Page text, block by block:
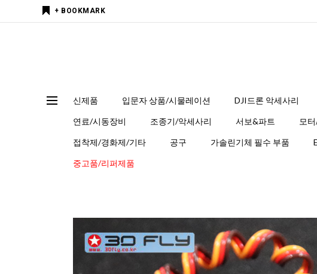
+ BOOKMARK
신제품 입문자 상품/시물레이션 DJI드론 악세사리
연료/시동장비 조종기/악세사리 서보&파트 모
접착제/경화제/기타 공구 가솔린기체 필수 부품
중고품/리퍼제품